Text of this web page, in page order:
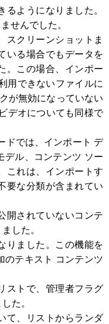
ようになりました。
せんでした。
スクリーンショットま
いる場合でもデータを
。この場合、インポー
用できないファイルに
が無効になっていない
デオについても同様で
ドでは、インポート デ
デル、コンテンツ ソー
これは、インポートす
要な分類が含まれてい
開されていないコンテ
した。
りました。この機能を
のテキスト コンテンツ
ストで、管理者フラグ
た。
て、リストからランダ